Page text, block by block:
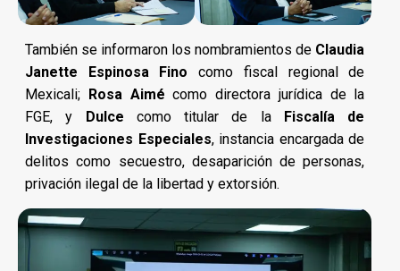
También se informaron los nombramientos de Claudia
Janette Espinosa Fino como fiscal regional de
Mexicali;
Rosa Aimé como directora jurídica de la
FGE, y
Dulce como titular de la
Fiscalía de
Investigaciones Especiales, instancia encargada de
delitos como secuestro, desaparición de personas,
privación ilegal de la libertad y extorsión.